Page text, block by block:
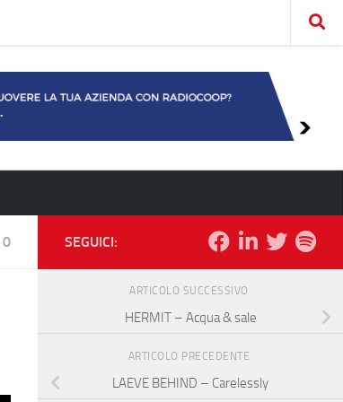
0 SEGUICI:
ARTICOLO SUCCESSIVO
HERMIT – Acqua & sale
ARTICOLO PRECEDENTE
LAEVE BEHIND – Carelessly